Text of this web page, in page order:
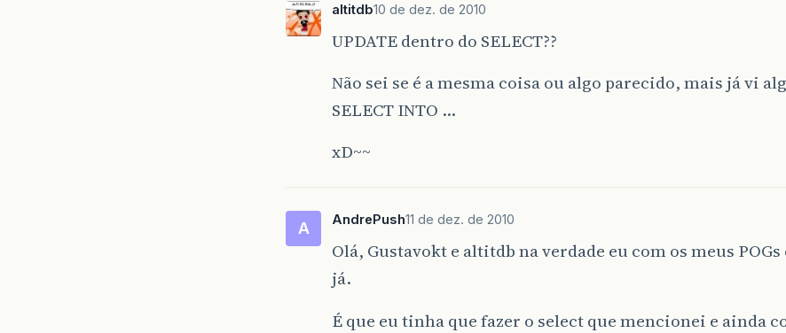
altitdb10 de dez. de 2010
UPDATE dentro do SELECT??
Não sei se é a mesma coisa ou algo parecido, mais já vi
SELECT INTO …
xD~~
A AndrePush11 de dez. de 2010
Olá, Gustavokt e altitdb na verdade eu com os meus
já.
É que eu tinha que fazer o select que mencionei e ainda